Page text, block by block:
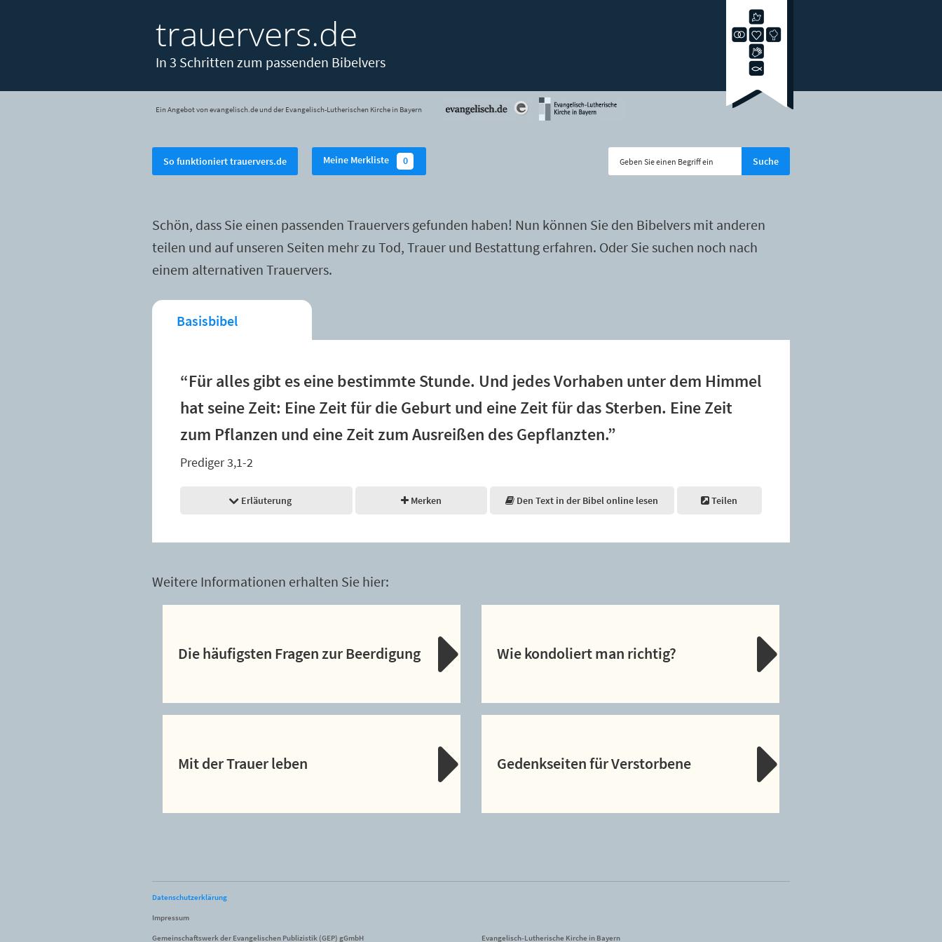
trauervers.de
In 3 Schritten zum passenden Bibelvers
Ein Angebot von evangelisch.de und der Evangelisch-Lutherischen Kirche in Bayern
So funktioniert trauervers.de Meine Merkliste 0
Schön, dass Sie einen passenden Trauervers gefunden haben! Nun können Sie den Bibelvers mit anderen
teilen und auf unseren Seiten mehr zu Tod, Trauer und Bestattung erfahren. Oder Sie suchen noch nach
einem alternativen Trauervers.
Basisbibel
“Für alles gibt es eine bestimmte Stunde. Und jedes Vorhaben unter dem Himmel
hat seine Zeit: Eine Zeit für die Geburt und eine Zeit für das Sterben. Eine Zeit
zum Pflanzen und eine Zeit zum Ausreißen des Gepflanzten.”
Prediger 3,1-2
Erläuterung Merken Den Text in der Bibel online lesen Teilen
Weitere Informationen erhalten Sie hier:
Die häufigsten Fragen zur Beerdigung Wie kondoliert man richtig?
Mit der Trauer leben Gedenkseiten für Verstorbene
Datenschutzerklärung
Impressum
Gemeinschaftswerk der Evangelischen Publizistik (GEP) gGmbH
Evangelisch-Lutherische Kirche in Bayern